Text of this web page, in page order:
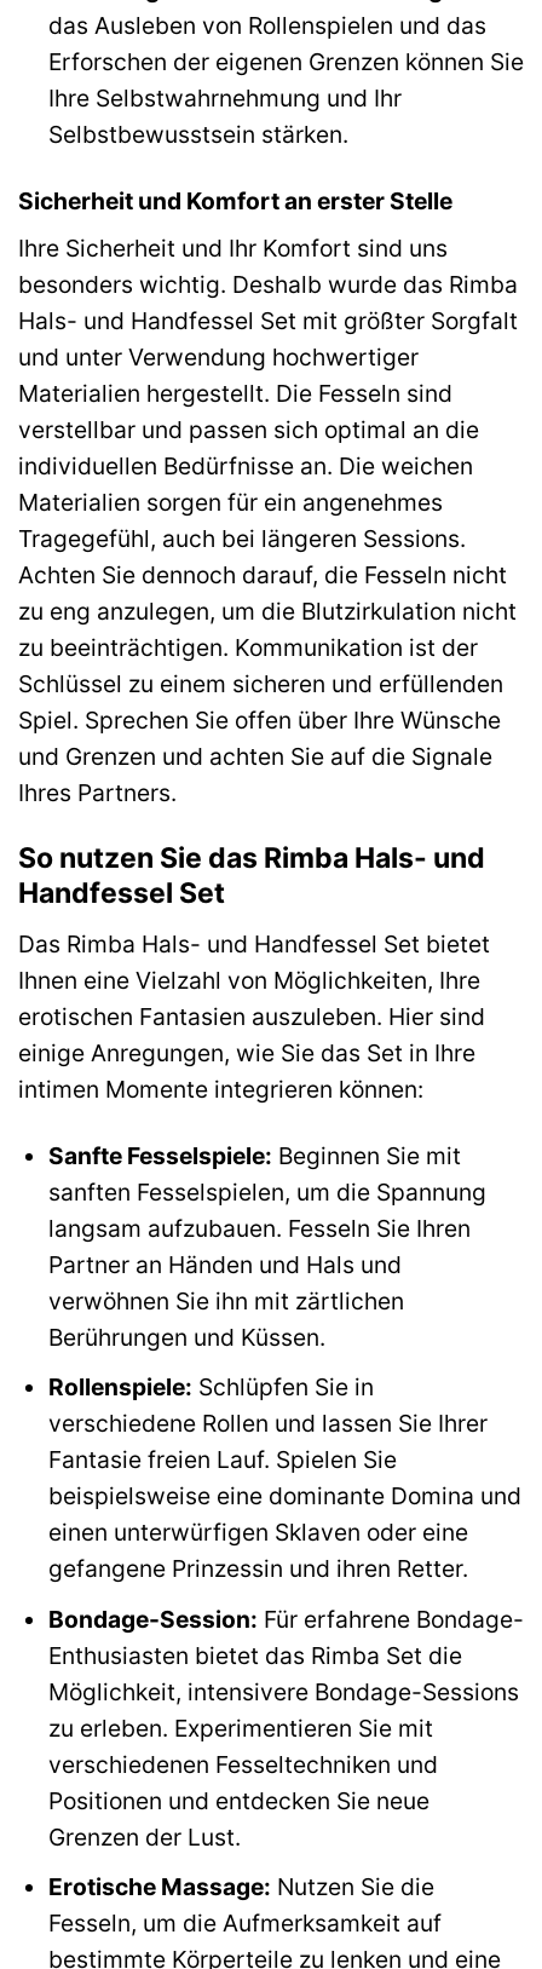
das Ausleben von Rollenspielen und das
Erforschen der eigenen Grenzen können Sie
Ihre Selbstwahrnehmung und Ihr
Selbstbewusstsein stärken.
Sicherheit und Komfort an erster Stelle
Ihre Sicherheit und Ihr Komfort sind uns
besonders wichtig. Deshalb wurde das Rimba
Hals- und Handfessel Set mit größter Sorgfalt
und unter Verwendung hochwertiger
Materialien hergestellt. Die Fesseln sind
verstellbar und passen sich optimal an die
individuellen Bedürfnisse an. Die weichen
Materialien sorgen für ein angenehmes
Tragegefühl, auch bei längeren Sessions.
Achten Sie dennoch darauf, die Fesseln nicht
zu eng anzulegen, um die Blutzirkulation nicht
zu beeinträchtigen. Kommunikation ist der
Schlüssel zu einem sicheren und erfüllenden
Spiel. Sprechen Sie offen über Ihre Wünsche
und Grenzen und achten Sie auf die Signale
Ihres Partners.
So nutzen Sie das Rimba Hals- und
Handfessel Set
Das Rimba Hals- und Handfessel Set bietet
Ihnen eine Vielzahl von Möglichkeiten, Ihre
erotischen Fantasien auszuleben. Hier sind
einige Anregungen, wie Sie das Set in Ihre
intimen Momente integrieren können:
Sanfte Fesselspiele: Beginnen Sie mit
sanften Fesselspielen, um die Spannung
langsam aufzubauen. Fesseln Sie Ihren
Partner an Händen und Hals und
verwöhnen Sie ihn mit zärtlichen
Berührungen und Küssen.
Rollenspiele: Schlüpfen Sie in
verschiedene Rollen und lassen Sie Ihrer
Fantasie freien Lauf. Spielen Sie
beispielsweise eine dominante Domina und
einen unterwürfigen Sklaven oder eine
gefangene Prinzessin und ihren Retter.
Bondage-Session: Für erfahrene Bondage-
Enthusiasten bietet das Rimba Set die
Möglichkeit, intensivere Bondage-Sessions
zu erleben. Experimentieren Sie mit
verschiedenen Fesseltechniken und
Positionen und entdecken Sie neue
Grenzen der Lust.
Erotische Massage: Nutzen Sie die
Fesseln, um die Aufmerksamkeit auf
bestimmte Körperteile zu lenken und eine